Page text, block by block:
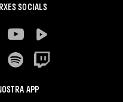
SOCIALS
APP